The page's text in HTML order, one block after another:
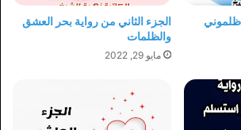
ظلموني
الجزء الثاني من رواية بحر العشق
والظلمات
مايو 29, 2022